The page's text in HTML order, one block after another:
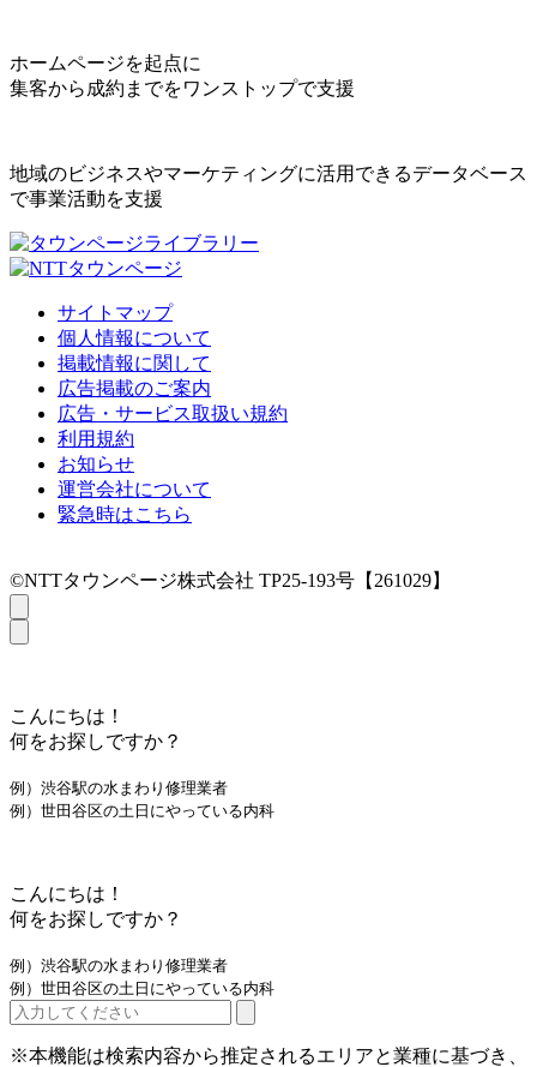
ホームページを起点に
集客から成約までをワンストップで支援
地域のビジネスやマーケティングに活用できるデータベース
で事業活動を支援
サイトマップ
個人情報について
掲載情報に関して
広告掲載のご案内
広告・サービス取扱い規約
利用規約
お知らせ
運営会社について
緊急時はこちら
©NTTタウンページ株式会社 TP25-193号【261029】
こんにちは！
何をお探しですか？
例）渋谷駅の水まわり修理業者
例）世田谷区の土日にやっている内科
こんにちは！
何をお探しですか？
例）渋谷駅の水まわり修理業者
例）世田谷区の土日にやっている内科
※本機能は検索内容から推定されるエリアと業種に基づき、